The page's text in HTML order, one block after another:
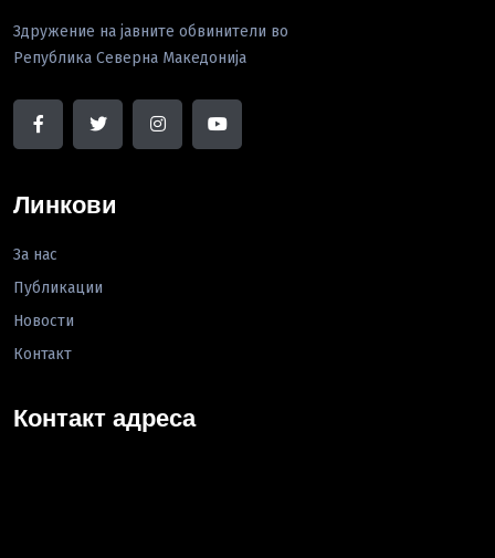
Здружение на јавните обвинители во
Република Северна Македонија
Линкови
За нас
Публикации
Новости
Контакт
Контакт адреса